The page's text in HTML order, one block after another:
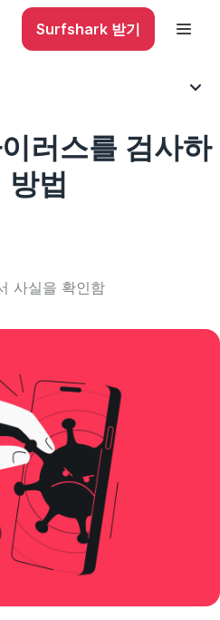
Surfshark 받기
러스를 검사하
방법
사실을 확인함